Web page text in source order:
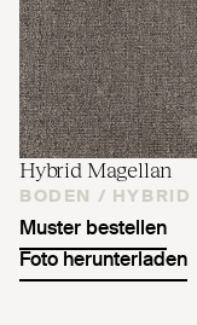
Hybrid Magellan
BODEN / HYBRID
Muster bestellen
Foto herunterladen